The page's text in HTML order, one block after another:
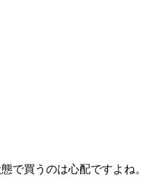
で買うのは心配ですよね。